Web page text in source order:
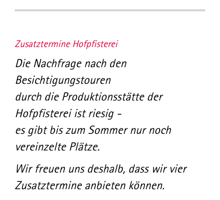
Zusatztermine Hofpfisterei
Die Nachfrage nach den
Besichtigungstouren
durch die Produktionsstätte der
Hofpfisterei ist riesig -
es gibt bis zum Sommer nur noch
vereinzelte Plätze.
Wir freuen uns deshalb, dass wir vier
Zusatztermine anbieten können.